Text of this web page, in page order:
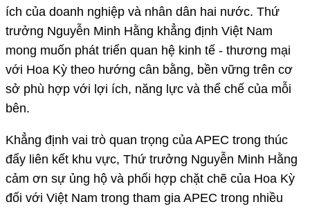
ích của doanh nghiệp và nhân dân hai nước. Thứ
trưởng Nguyễn Minh Hằng khẳng định Việt Nam
mong muốn phát triển quan hệ kinh tế - thương mại
với Hoa Kỳ theo hướng cân bằng, bền vững trên cơ
sở phù hợp với lợi ích, năng lực và thể chế của mỗi
bên.
Khẳng định vai trò quan trọng của APEC trong thúc
đẩy liên kết khu vực, Thứ trưởng Nguyễn Minh Hằng
cảm ơn sự ủng hộ và phối hợp chặt chẽ của Hoa Kỳ
đối với Việt Nam trong tham gia APEC trong nhiều